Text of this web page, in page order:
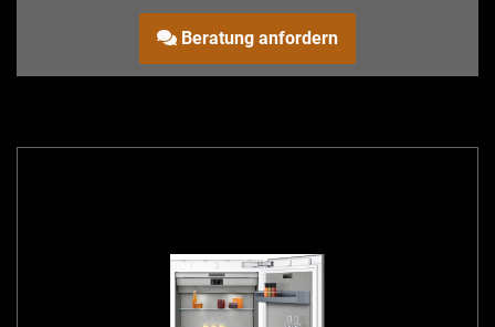
Beratung anfordern